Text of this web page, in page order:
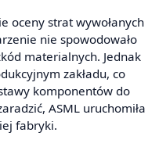
oceny strat wywołanych
nie spowodowało
materialnych. Jednak
zakładu, co
komponentów do
ASML uruchomiła
fabryki.